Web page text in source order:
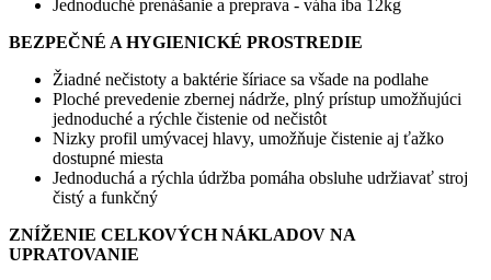
Jednoduché prenášanie a preprava - váha iba 12kg
BEZPEČNÉ A HYGIENICKÉ PROSTREDIE
Žiadné nečistoty a baktérie šíriace sa všade na podlahe
Ploché prevedenie zbernej nádrže, plný prístup umožňujúci
jednoduché a rýchle čistenie od nečistôt
Nizky profil umývacej hlavy, umožňuje čistenie aj ťažko
dostupné miesta
Jednoduchá a rýchla údržba pomáha obsluhe udržiavať stroj
čistý a funkčný
ZNÍŽENIE CELKOVÝCH NÁKLADOV NA
UPRATOVANIE